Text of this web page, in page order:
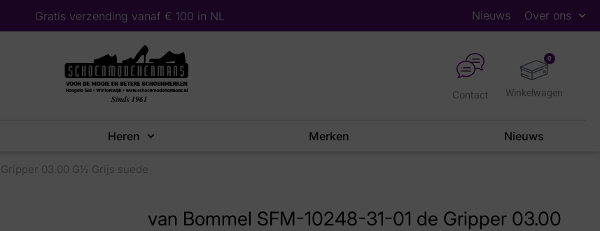
Gratis verzending vanaf € 100 in NL Nieuws Over ons
0
Contact
Heren Merken Nieuws
03.00 G½ Grijs suede
van Bommel SFM-10248-31-01 de Gripper 03.00